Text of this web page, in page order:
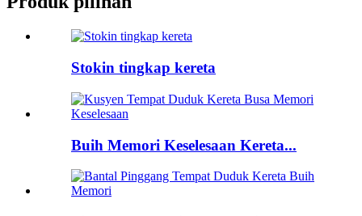
Stokin tingkap kereta
Buih Memori Keselesaan Kereta...